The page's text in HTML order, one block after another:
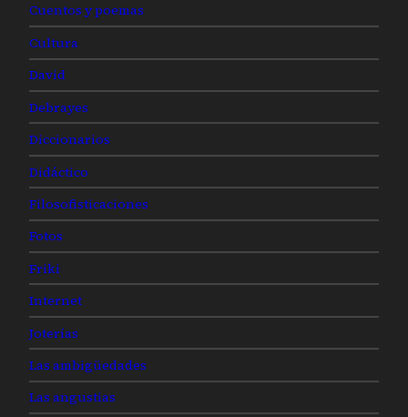
Cuentos y poemas
Cultura
David
Debrayes
Diccionarios
Didáctico
Filosofisticaciones
Fotos
Friki
Internet
Joterías
Las ambigüedades
Las angustias